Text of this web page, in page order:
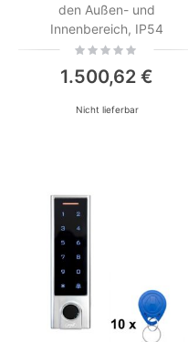
den Außen- und
Innenbereich, IP54
Rating:
1.500,62 €
Nicht lieferbar